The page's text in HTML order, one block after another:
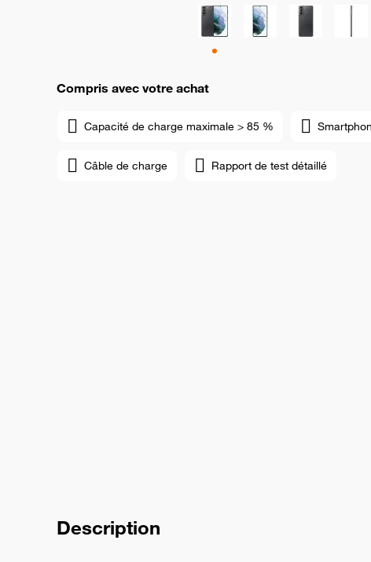
Compris avec votre achat
Capacité de charge maximale > 85 %
Câble de charge Rapport de test détaillé
Description